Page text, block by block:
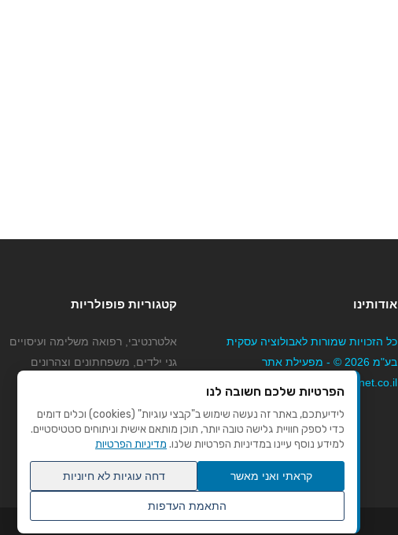
אודותינו
כל הזכויות שמורות לאבולוציה עסקית
בע"מ 2026 © - מפעילת אתר
Mybiznet.co.il
קטגוריות פופולריות
אלטרנטיבי, רפואה משלימה ועיסויים
גני ילדים, משפחתונים וצהרונים
הפרטיות שלכם חשובה לנו
לידיעתכם, באתר זה נעשה שימוש ב"קבצי עוגיות" (cookies) וכלים דומים
כדי לספק חוויית גלישה טובה יותר, תוכן מותאם אישית וניתוחים סטטיסטיים.
למידע נוסף עיינו במדיניות הפרטיות שלנו. מדיניות הפרטיות
קראתי ואני מאשר דחה עוגיות לא חיוניות
התאמת העדפות